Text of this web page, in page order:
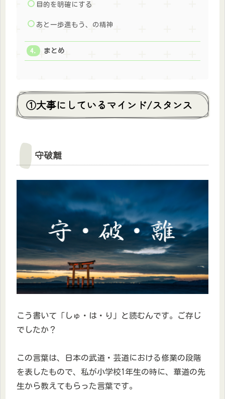
目的を明確にする
あと一歩進もう、の精神
まとめ
①大事にしているマインド/スタンス
守破離
こう書いて「しゅ・は・り」と読むんです。ご存じ
でしたか？
この言葉は、日本の武道・芸道における修業の段階
を表したもので、私が小学校1年生の時に、華道の先
生から教えてもらった言葉です。